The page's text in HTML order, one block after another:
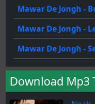
Mawar De Jongh -
Mawar De Jongh -
Mawar De Jongh -
Download Mp3